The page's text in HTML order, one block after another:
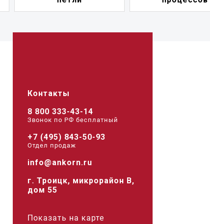
Контакты
8 800 333-43-14
Звонок по РФ беcплатный
+7 (495) 843-50-93
Отдел продаж
info@ankorn.ru
г. Троицк, микрорайон В,
дом 55
Показать на карте